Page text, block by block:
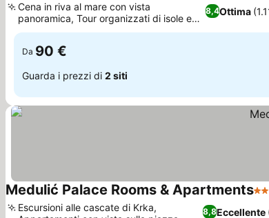
8,4Ottima
Cena in riva al mare con vista
panoramica, Tour organizzati di isole e
parchi nazionali
Da 90 €
Guarda i prezzi di 2 siti
Medulić Palace Rooms & Apartments3
8,8Eccellente
Escursioni alle cascate di Krka,